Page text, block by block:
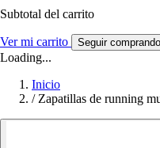
Subtotal del carrito
Ver mi carrito Seguir comprando
Loading...
Inicio
/ Zapatillas de running